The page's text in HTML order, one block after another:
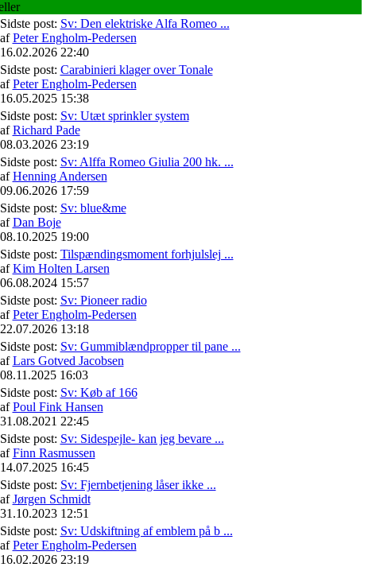
Sidste post: Sv: Den elektriske Alfa Romeo ...
afPeter Engholm-Pedersen
16.02.2026 22:40
Sidste post: Carabinieri klager over Tonale
afPeter Engholm-Pedersen
16.05.2025 15:38
Sidste post: Sv: Utæt sprinkler system
afRichard Pade
08.03.2026 23:19
Sidste post: Sv: Alffa Romeo Giulia 200 hk. ...
afHenning Andersen
09.06.2026 17:59
Sidste post: Sv: blue&me
afDan Boje
08.10.2025 19:00
Sidste post: Tilspændingsmoment forhjulslej ...
afKim Holten Larsen
06.08.2024 15:57
Sidste post: Sv: Pioneer radio
afPeter Engholm-Pedersen
22.07.2026 13:18
Sidste post: Sv: Gummiblændpropper til pane ...
afLars Gotved Jacobsen
08.11.2025 16:03
Sidste post: Sv: Køb af 166
afPoul Fink Hansen
31.08.2021 22:45
Sidste post: Sv: Sidespejle- kan jeg bevare ...
afFinn Rasmussen
14.07.2025 16:45
Sidste post: Sv: Fjernbetjening låser ikke ...
afJørgen Schmidt
31.10.2023 12:51
Sidste post: Sv: Udskiftning af emblem på b ...
afPeter Engholm-Pedersen
16.02.2026 23:19